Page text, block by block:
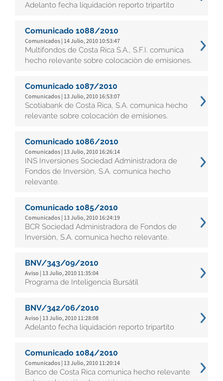
Adelanto fecha liquidación reporto tripartito
Comunicado 1088/2010
Comunicados | 14 Julio, 2010 10:53:47
Multifondos de Costa Rica S.A., S.F.I. comunica
hecho relevante sobre colocaciòn de emisiones.
Comunicado 1087/2010
Comunicados | 13 Julio, 2010 16:53:07
Scotiabank de Costa Rica, S.A. comunica hecho
relevante sobre colocaciòn de emisiones.
Comunicado 1086/2010
Comunicados | 13 Julio, 2010 16:26:14
INS Inversiones Sociedad Administradora de
Fondos de Inversiòn, S.A. comunica hecho
relevante.
Comunicado 1085/2010
Comunicados | 13 Julio, 2010 16:24:19
BCR Sociedad Administradora de Fondos de
Inversiòn, S.A. comunica hecho relevante.
BNV/343/09/2010
Aviso | 13 Julio, 2010 11:35:04
Programa de Inteligencia Bursátil
BNV/342/06/2010
Aviso | 13 Julio, 2010 11:28:08
Adelanto fecha liquidación reporto tripartito
Comunicado 1084/2010
Comunicados | 13 Julio, 2010 11:20:14
Banco de Costa Rica comunica hecho relevante